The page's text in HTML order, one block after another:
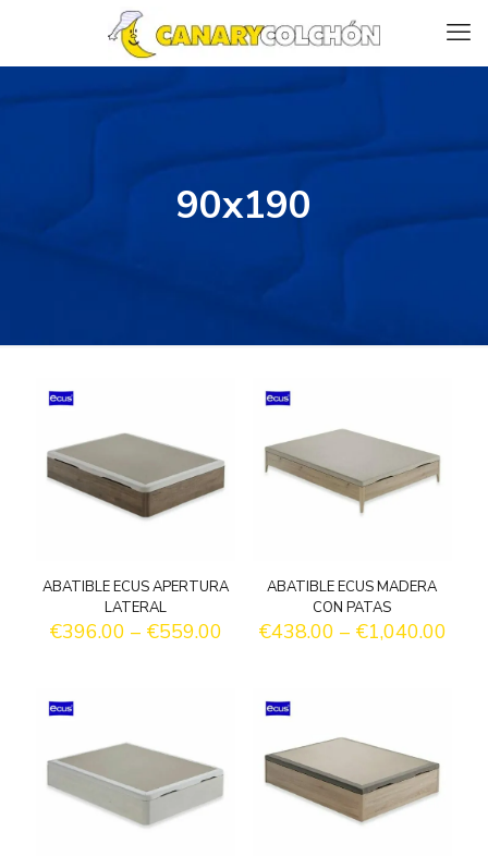
90x190
ABATIBLE ECUS APERTURA
LATERAL
€396.00 – €559.00
ABATIBLE ECUS MADERA
CON PATAS
€438.00 – €1,040.00